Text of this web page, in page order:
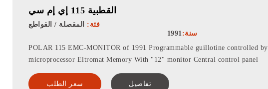
القطبية 115 إي إم سي
فئة:
المقصلة / القواطع
سنة: 1991
POLAR 115 EMC-MONITOR of 1991 Programmable guillotine controlled by
microprocessor Eltromat Memory With "12" monitor Central control panel
تفاصيل سعر الطلب